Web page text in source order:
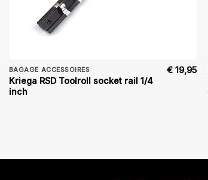
BAGAGE ACCESSOIRES
Kriega RSD Toolroll socket rail 1/4
inch
€19,95